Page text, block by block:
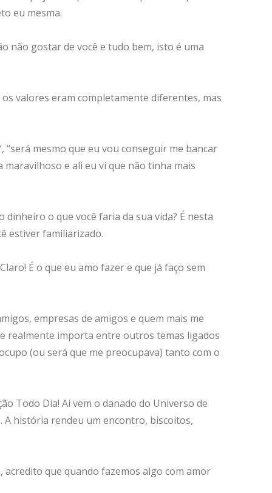
eu mesma.
não gostar de você e tudo bem, isto é uma
valores eram completamente diferentes, mas
“será mesmo que eu vou conseguir me bancar
maravilhoso e ali eu vi que não tinha mais
o que você faria da sua vida? É nesta
estiver familiarizado.
É o que eu amo fazer e que já faço sem
empresas de amigos e quem mais me
realmente importa entre outros temas ligados
(ou será que me preocupava) tanto com o
Todo Dia! Ai vem o danado do Universo de
A história rendeu um encontro, biscoitos,
que quando fazemos algo com amor